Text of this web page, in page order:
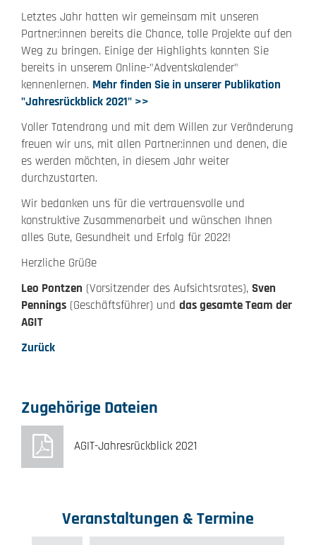
Letztes Jahr hatten wir gemeinsam mit unseren
Partner:innen bereits die Chance, tolle Projekte auf den
Weg zu bringen. Einige der Highlights konnten Sie
bereits in unserem Online-"Adventskalender"
kennenlernen. Mehr finden Sie in unserer Publikation
"Jahresrückblick 2021" >>
Voller Tatendrang und mit dem Willen zur Veränderung
freuen wir uns, mit allen Partner:innen und denen, die
es werden möchten, in diesem Jahr weiter
durchzustarten.
Wir bedanken uns für die vertrauensvolle und
konstruktive Zusammenarbeit und wünschen Ihnen
alles Gute, Gesundheit und Erfolg für 2022!
Herzliche Grüße
Leo Pontzen (Vorsitzender des Aufsichtsrates), Sven
Pennings (Geschäftsführer) und das gesamte Team der
AGIT
Zurück
Zugehörige Dateien
AGIT-Jahresrückblick 2021
Veranstaltungen & Termine